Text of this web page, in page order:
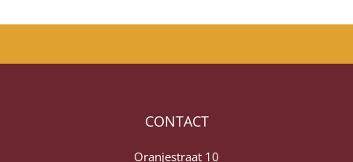
CONTACT
Oranjestraat 10